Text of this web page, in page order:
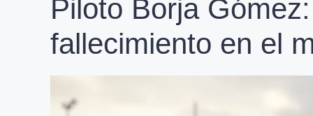
Piloto Borja
fallecimiento en el